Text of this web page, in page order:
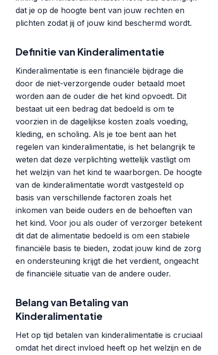
dat je op de hoogte bent van jouw rechten en
plichten zodat jij of jouw kind beschermd wordt.
Definitie van Kinderalimentatie
Kinderalimentatie is een financiële bijdrage die
door de niet-verzorgende ouder betaald moet
worden aan de ouder die het kind opvoedt. Dit
bestaat uit een bedrag dat bedoeld is om te
voorzien in de dagelijkse kosten zoals voeding,
kleding, en scholing. Als je toe bent aan het
regelen van kinderalimentatie, is het belangrijk te
weten dat deze verplichting wettelijk vastligt om
het welzijn van het kind te waarborgen. De hoogte
van de kinderalimentatie wordt vastgesteld op
basis van verschillende factoren zoals het
inkomen van beide ouders en de behoeften van
het kind. Voor jou als ouder of verzorger betekent
dit dat de alimentatie bedoeld is om een stabiele
financiële basis te bieden, zodat jouw kind de zorg
en ondersteuning krijgt die het verdient, ongeacht
de financiële situatie van de andere ouder.
Belang van Betaling van
Kinderalimentatie
Het op tijd betalen van kinderalimentatie is cruciaal
omdat het direct invloed heeft op het welzijn en de